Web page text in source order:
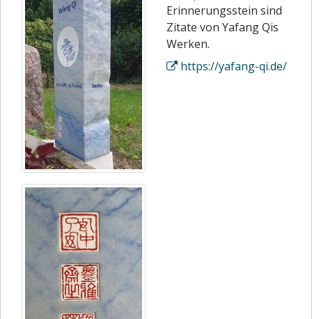
Erinnerungsstein sind
Zitate von Yafang Qis
Werken.
https://yafang-qi.de/